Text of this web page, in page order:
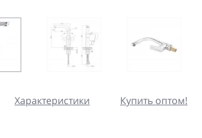
Характеристики Купить оптом!